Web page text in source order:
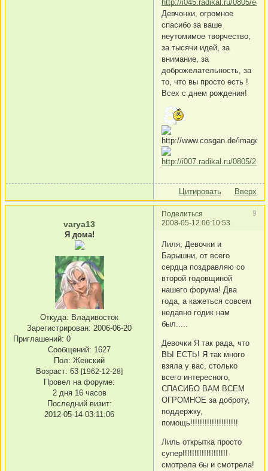
Девчонки, огромное
спасибо за ваше
неутомимое творчество,
за тысячи идей, за
внимание, за
доброжелательность, за
то, что вы просто есть !
Всех с днем рождения!
Цитировать Вверх
Поделиться
9
2008-05-12 06:10:53
varya13
Я дома!
Откуда: Владивосток
Зарегистрирован: 2006-06-20
Приглашений: 0
Сообщений: 1627
Пол: Женский
Возраст: 63 [1962-12-28]
Провел на форуме:
2 дня 16 часов
Последний визит:
2012-05-14 03:11:06
Лиля, Девочки и
Барышни, от всего
сердца поздравляю со
второй годовщиной
нашего форума! Два
года, а кажеться совсем
недавно годик нам
был.....
Девочки Я так рада, что
ВЫ ЕСТЬ! Я так много
взяла у вас, столько
всего интересного,
СПАСИБО ВАМ ВСЕМ
ОГРОМНОЕ за доброту,
поддержку,
помощь!!!!!!!!!!!!!!!!!!!!
Лиль открытка просто
супер!!!!!!!!!!!!!!!!!!!
смотрела бы и смотрела!